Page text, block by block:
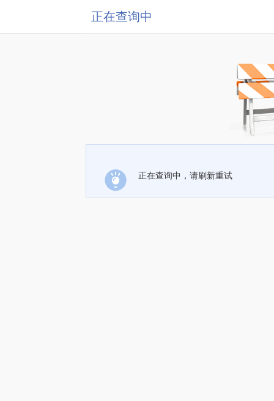
正在查询中
正在查询中，请刷新重试